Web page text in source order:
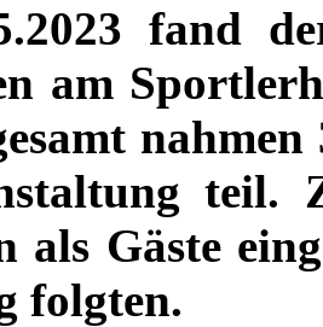
fand
am
teil.
als Gäste
folgten.